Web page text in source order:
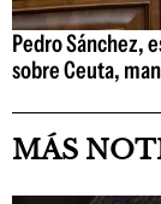
Pedro Sánchez,
sobre Ceuta,
MÁS